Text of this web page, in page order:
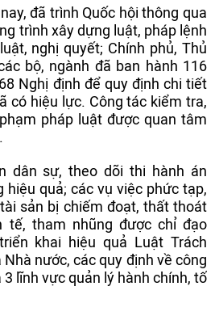
đã trình Quốc hội thông qua
trình xây dựng luật, pháp lệnh
nghị quyết; Chính phủ, Thủ
bộ, ngành đã ban hành 116
Nghị định để quy định chi tiết
có hiệu lực. Công tác kiểm tra,
pháp luật được quan tâm
dân sự, theo dõi thi hành án
hiệu quả; các vụ việc phức tạp,
sản bị chiếm đoạt, thất thoát
tế, tham nhũng được chỉ đạo
khai hiệu quả Luật Trách
nước, các quy định về công
lĩnh vực quản lý hành chính, tố